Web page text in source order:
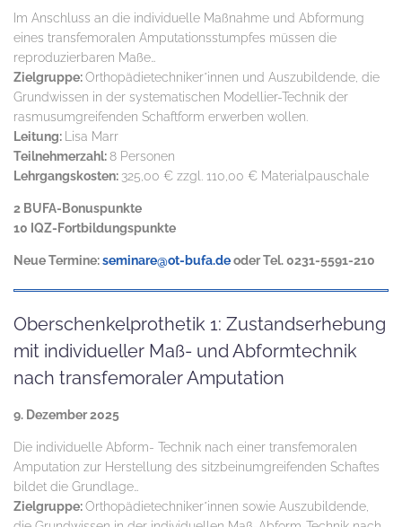
Im Anschluss an die individuelle Maßnahme und Abformung
eines transfemoralen Amputationsstumpfes müssen die
reproduzierbaren Maße…
Zielgruppe:Orthopädietechniker*innen und Auszubildende, die
Grundwissen in der systematischen Modellier-Technik der
rasmusumgreifenden Schaftform erwerben wollen.
Leitung: Lisa Marr
Teilnehmerzahl:8 Personen
Lehrgangskosten: 325,00 € zzgl. 110,00 € Materialpauschale
2 BUFA-Bonuspunkte
10 IQZ-Fortbildungspunkte
Neue Termine:seminare@ot-bufa.deoder Tel. 0231-5591-210
Oberschenkelprothetik 1: Zustandserhebung
mit individueller Maß- und Abformtechnik
nach transfemoraler Amputation
9. Dezember 2025
Die individuelle Abform- Technik nach einer transfemoralen
Amputation zur Herstellung des sitzbeinumgreifenden Schaftes
bildet die Grundlage…
Zielgruppe:Orthopädietechniker*innen sowie Auszubildende,